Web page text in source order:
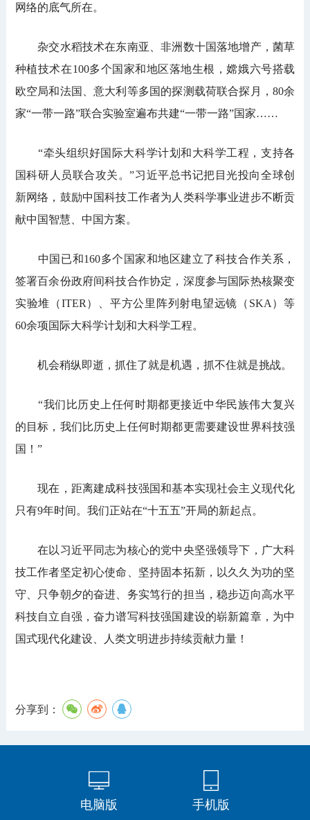
网络的底气所在。
杂交水稻技术在东南亚、非洲数十国落地增产，菌草
种植技术在100多个国家和地区落地生根，嫦娥六号搭载
欧空局和法国、意大利等多国的探测载荷联合探月，80余
家“一带一路”联合实验室遍布共建“一带一路”国家……
“牵头组织好国际大科学计划和大科学工程，支持各
国科研人员联合攻关。”习近平总书记把目光投向全球创
新网络，鼓励中国科技工作者为人类科学事业进步不断贡
献中国智慧、中国方案。
中国已和160多个国家和地区建立了科技合作关系，
签署百余份政府间科技合作协定，深度参与国际热核聚变
实验堆（ITER）、平方公里阵列射电望远镜（SKA）等
60余项国际大科学计划和大科学工程。
机会稍纵即逝，抓住了就是机遇，抓不住就是挑战。
“我们比历史上任何时期都更接近中华民族伟大复兴
的目标，我们比历史上任何时期都更需要建设世界科技强
国！”
现在，距离建成科技强国和基本实现社会主义现代化
只有9年时间。我们正站在“十五五”开局的新起点。
在以习近平同志为核心的党中央坚强领导下，广大科
技工作者坚定初心使命、坚持固本拓新，以久久为功的坚
守、只争朝夕的奋进、务实笃行的担当，稳步迈向高水平
科技自立自强，奋力谱写科技强国建设的崭新篇章，为中
国式现代化建设、人类文明进步持续贡献力量！
分享到：
电脑版 手机版